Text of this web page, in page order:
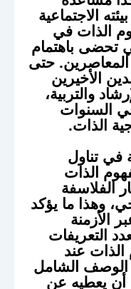
الاجتماعية
الذات في
تحضى باهتمام
حتى
الأخيرين
والتربية،
السنوات
الذات.
في تناول
الذات
الفلاسفة
وهذا ما يؤكد
الأزمنة
التعريفات
الذات عند
الوصف الشامل
أن يعطيه عن